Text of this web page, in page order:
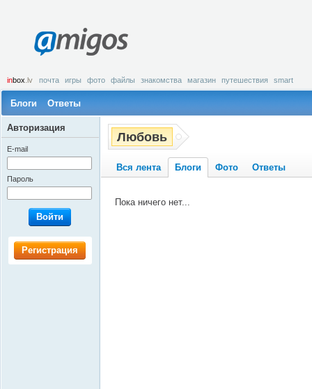
amigos
inbox .lv почта игры фото файлы знакомства магазин путешествия smart
Блоги Ответы
Любовь
Вся лента Блоги Фото Ответы
Пока ничего нет...
Авторизация
E-mail
Пароль
Войти
Регистрация